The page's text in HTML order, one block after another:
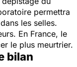
permettra
les selles.
En France, le
le plus meurtrier.
bilan